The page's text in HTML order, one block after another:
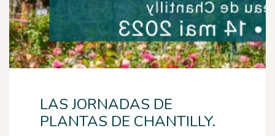
LAS JORNADAS DE
PLANTAS DE CHANTILLY.